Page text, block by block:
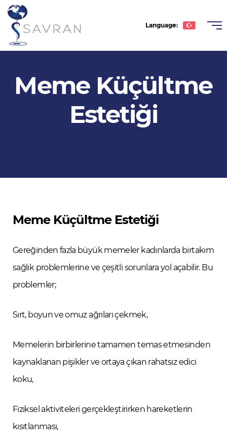
Language:
English
Meme Küçültme
Estetiği
Meme Küçültme Estetiği
Gereğinden fazla büyük memeler kadınlarda birtakım
sağlık problemlerine ve çeşitli sorunlara yol açabilir. Bu
problemler;
Sırt, boyun ve omuz ağrıları çekmek,
Memelerin birbirlerine tamamen temas etmesinden
kaynaklanan pişikler ve ortaya çıkan rahatsız edici
koku,
Fiziksel aktiviteleri gerçekleştirirken hareketlerin
kısıtlanması,